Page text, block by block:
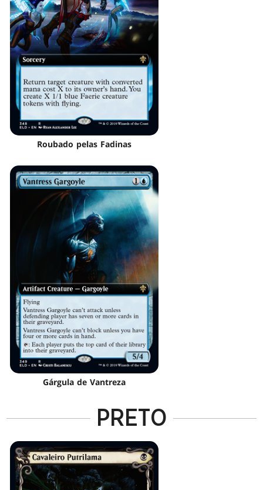
Roubado pelas Fadinas
Gárgula de Vantreza
PRETO